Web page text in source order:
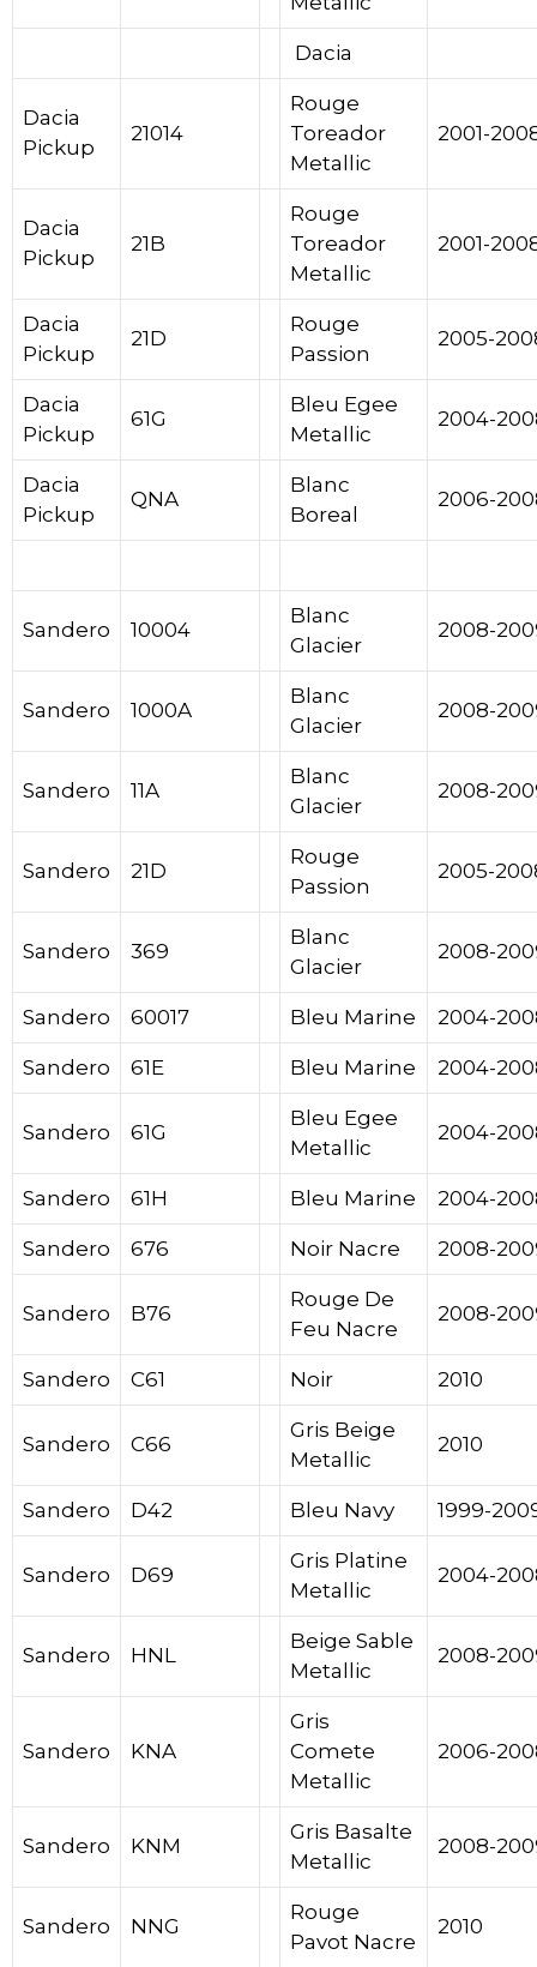
Dacia
Dacia
Pickup
21014
Rouge
Toreador
Metallic
2001-
Dacia
Pickup
21B
Rouge
Toreador
Metallic
2001-
Dacia
Pickup
21D
Rouge
Passion
2005-
Dacia
Pickup
61G
Bleu Egee
Metallic
2004-
Dacia
Pickup
QNA
Blanc
Boreal
2006-
Sandero 10004
Blanc
Glacier
2008-
Sandero 1000A
Blanc
Glacier
2008-
Sandero 11A
Blanc
Glacier
2008-
Sandero 21D
Rouge
Passion
2005-
Sandero 369
Blanc
Glacier
2008-
Sandero 60017 Bleu Marine 2004-
Sandero 61E Bleu Marine 2004-
Sandero 61G
Bleu Egee
Metallic
2004-
Sandero 61H Bleu Marine 2004-
Sandero 676 Noir Nacre 2008-
Sandero B76
Rouge De
Feu Nacre
2008-
Sandero C61 Noir 2010
Sandero C66
Gris Beige
Metallic
2010
Sandero D42 Bleu Navy 1999-
Sandero D69
Gris Platine
Metallic
2004-
Sandero HNL
Beige Sable
Metallic
2008-
Sandero KNA
Gris
Comete
Metallic
2006-
Sandero KNM
Gris Basalte
Metallic
2008-
Sandero NNG
Rouge
Pavot Nacre
2010